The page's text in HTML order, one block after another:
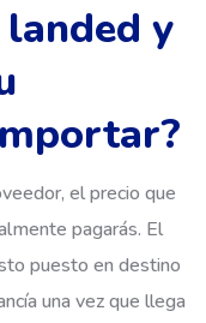
landed y
el precio que
pagarás. El
puesto en destino
una vez que llega